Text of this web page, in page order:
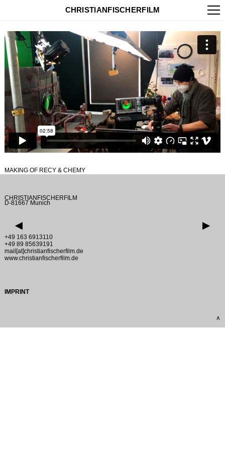
CHRISTIANFISCHERFILM
▶ ▶
MAKING OF RECY & CHEMY
CHRISTIANFISCHERFILM
D-81667 Munich
+49 163 6913110
+49 89 85639191
mail[at]christianfischerfilm.de
www.christianfischerfilm.de
IMPRINT
∧